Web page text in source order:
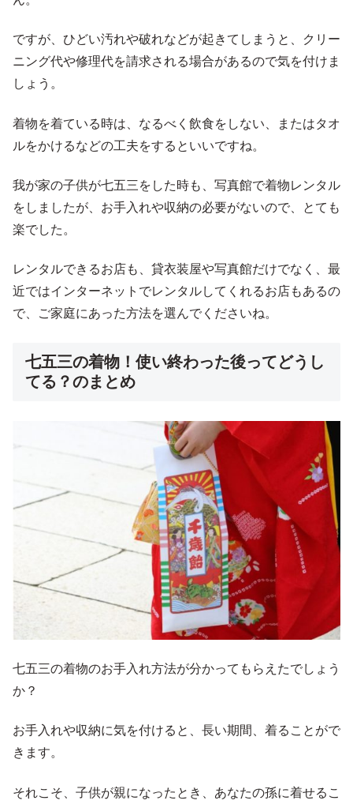
ですが、ひどい汚れや破れなどが起きてしまうと、クリー
ニング代や修理代を請求される場合があるので気を付けま
しょう。
着物を着ている時は、なるべく飲食をしない、またはタオ
ルをかけるなどの工夫をするといいですね。
我が家の子供が七五三をした時も、写真館で着物レンタル
をしましたが、お手入れや収納の必要がないので、とても
楽でした。
レンタルできるお店も、貸衣装屋や写真館だけでなく、最
近ではインターネットでレンタルしてくれるお店もあるの
で、ご家庭にあった方法を選んでくださいね。
七五三の着物！使い終わった後ってどうし
てる？のまとめ
七五三の着物のお手入れ方法が分かってもらえたでしょう
か？
お手入れや収納に気を付けると、長い期間、着ることがで
きます。
それこそ、子供が親になったとき、あなたの孫に着せるこ